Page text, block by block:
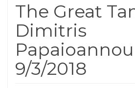
The Great
Dimitris
9/3/2018